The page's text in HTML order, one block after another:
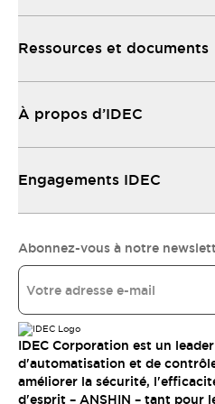
Ressources et documents
À propos d’IDEC
Engagements IDEC
Abonnez-vous à notre
IDEC Corporation est un
d'automatisation et de
améliorer la sécurité,
d'esprit – ANSHIN – tant pour